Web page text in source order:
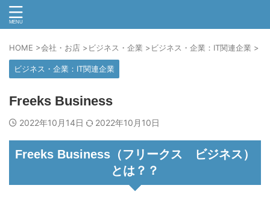
HOME >会社・お店 >ビジネス・企業 >ビジネス・企業：IT関連企業 >
ビジネス・企業：IT関連企業
Freeks Business
2022年10月14日 2022年10月10日
Freeks Business（フリークス ビジネス）
とは？？